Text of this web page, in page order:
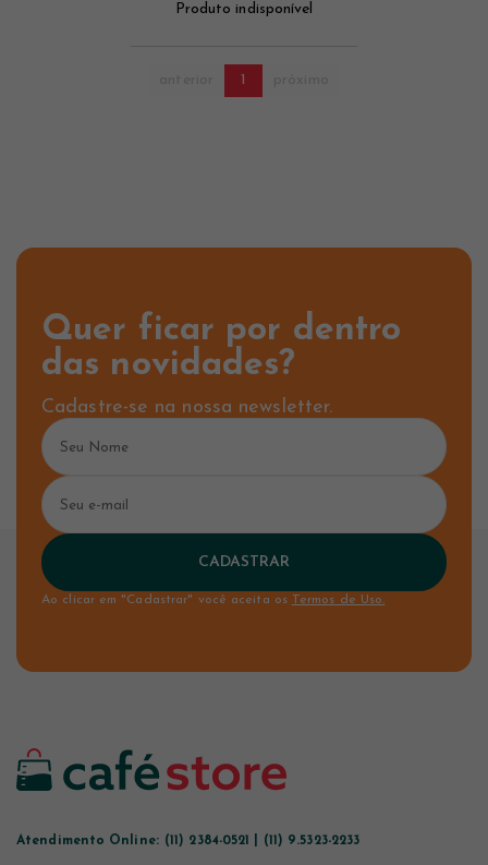
Produto indisponível
1
Quer ficar por dentro
das novidades?
Cadastre-se na nossa newsletter.
CADASTRAR
Ao clicar em "Cadastrar" você aceita os Termos de Uso.
Atendimento Online: (11) 2384-0521 | (11) 9.5323-2233